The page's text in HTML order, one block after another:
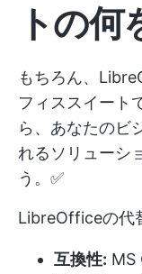
トの何
もちろん、
フィススイート
ら、あなたのビ
れるソリューシ
う。✅
LibreOfficeの代
互換性: MS